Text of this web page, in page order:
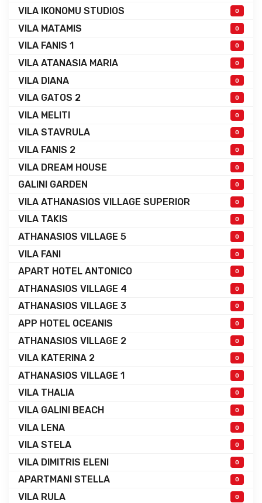
VILA IKONOMU STUDIOS 0
VILA MATAMIS 0
VILA FANIS 1 0
VILA ATANASIA MARIA 0
VILA DIANA 0
VILA GATOS 2 0
VILA MELITI 0
VILA STAVRULA 0
VILA FANIS 2 0
VILA DREAM HOUSE 0
GALINI GARDEN 0
VILA ATHANASIOS VILLAGE SUPERIOR 0
VILA TAKIS 0
ATHANASIOS VILLAGE 5 0
VILA FANI 0
APART HOTEL ANTONICO 0
ATHANASIOS VILLAGE 4 0
ATHANASIOS VILLAGE 3 0
APP HOTEL OCEANIS 0
ATHANASIOS VILLAGE 2 0
VILA KATERINA 2 0
ATHANASIOS VILLAGE 1 0
VILA THALIA 0
VILA GALINI BEACH 0
VILA LENA 0
VILA STELA 0
VILA DIMITRIS ELENI 0
APARTMANI STELLA 0
VILA RULA 0